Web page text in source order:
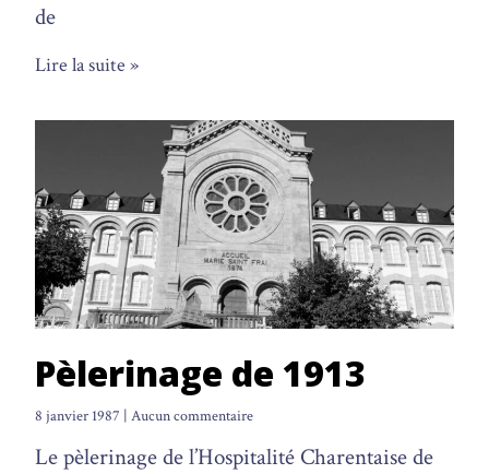
de
Lire la suite »
Pèlerinage de 1913
8 janvier 1987 Aucun commentaire
Le pèlerinage de l’Hospitalité Charentaise de